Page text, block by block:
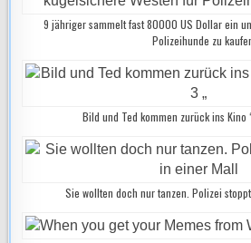
9 jähriger sammelt fast 80000 US Dollar ein
Polizeihunde zu
Bild und Ted kommen zurück ins Kino
Sie wollten doch nur tanzen. Polizei